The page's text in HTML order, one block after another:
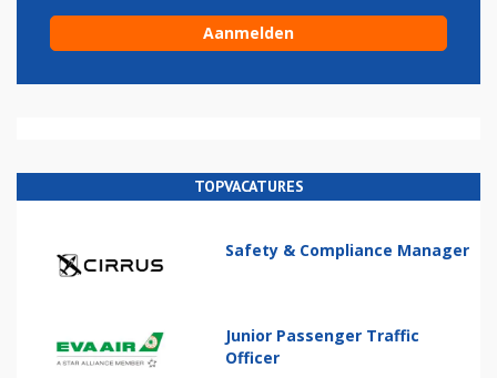
TOPVACATURES
Safety & Compliance Manager
Junior Passenger Traffic
Officer